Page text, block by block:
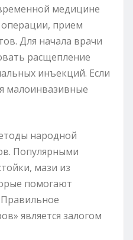
медицине
операции, прием
Для начала врачи
расщепление
инъекций. Если
малоинвазивные
народной
Популярными
мази из
помогают
является залогом